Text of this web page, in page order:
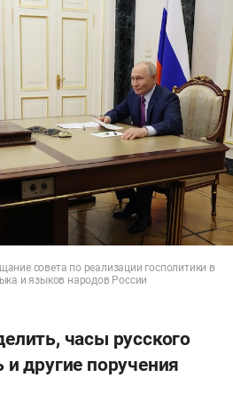
совета по реализации госполитики в
и языков народов России
часы русского
другие поручения